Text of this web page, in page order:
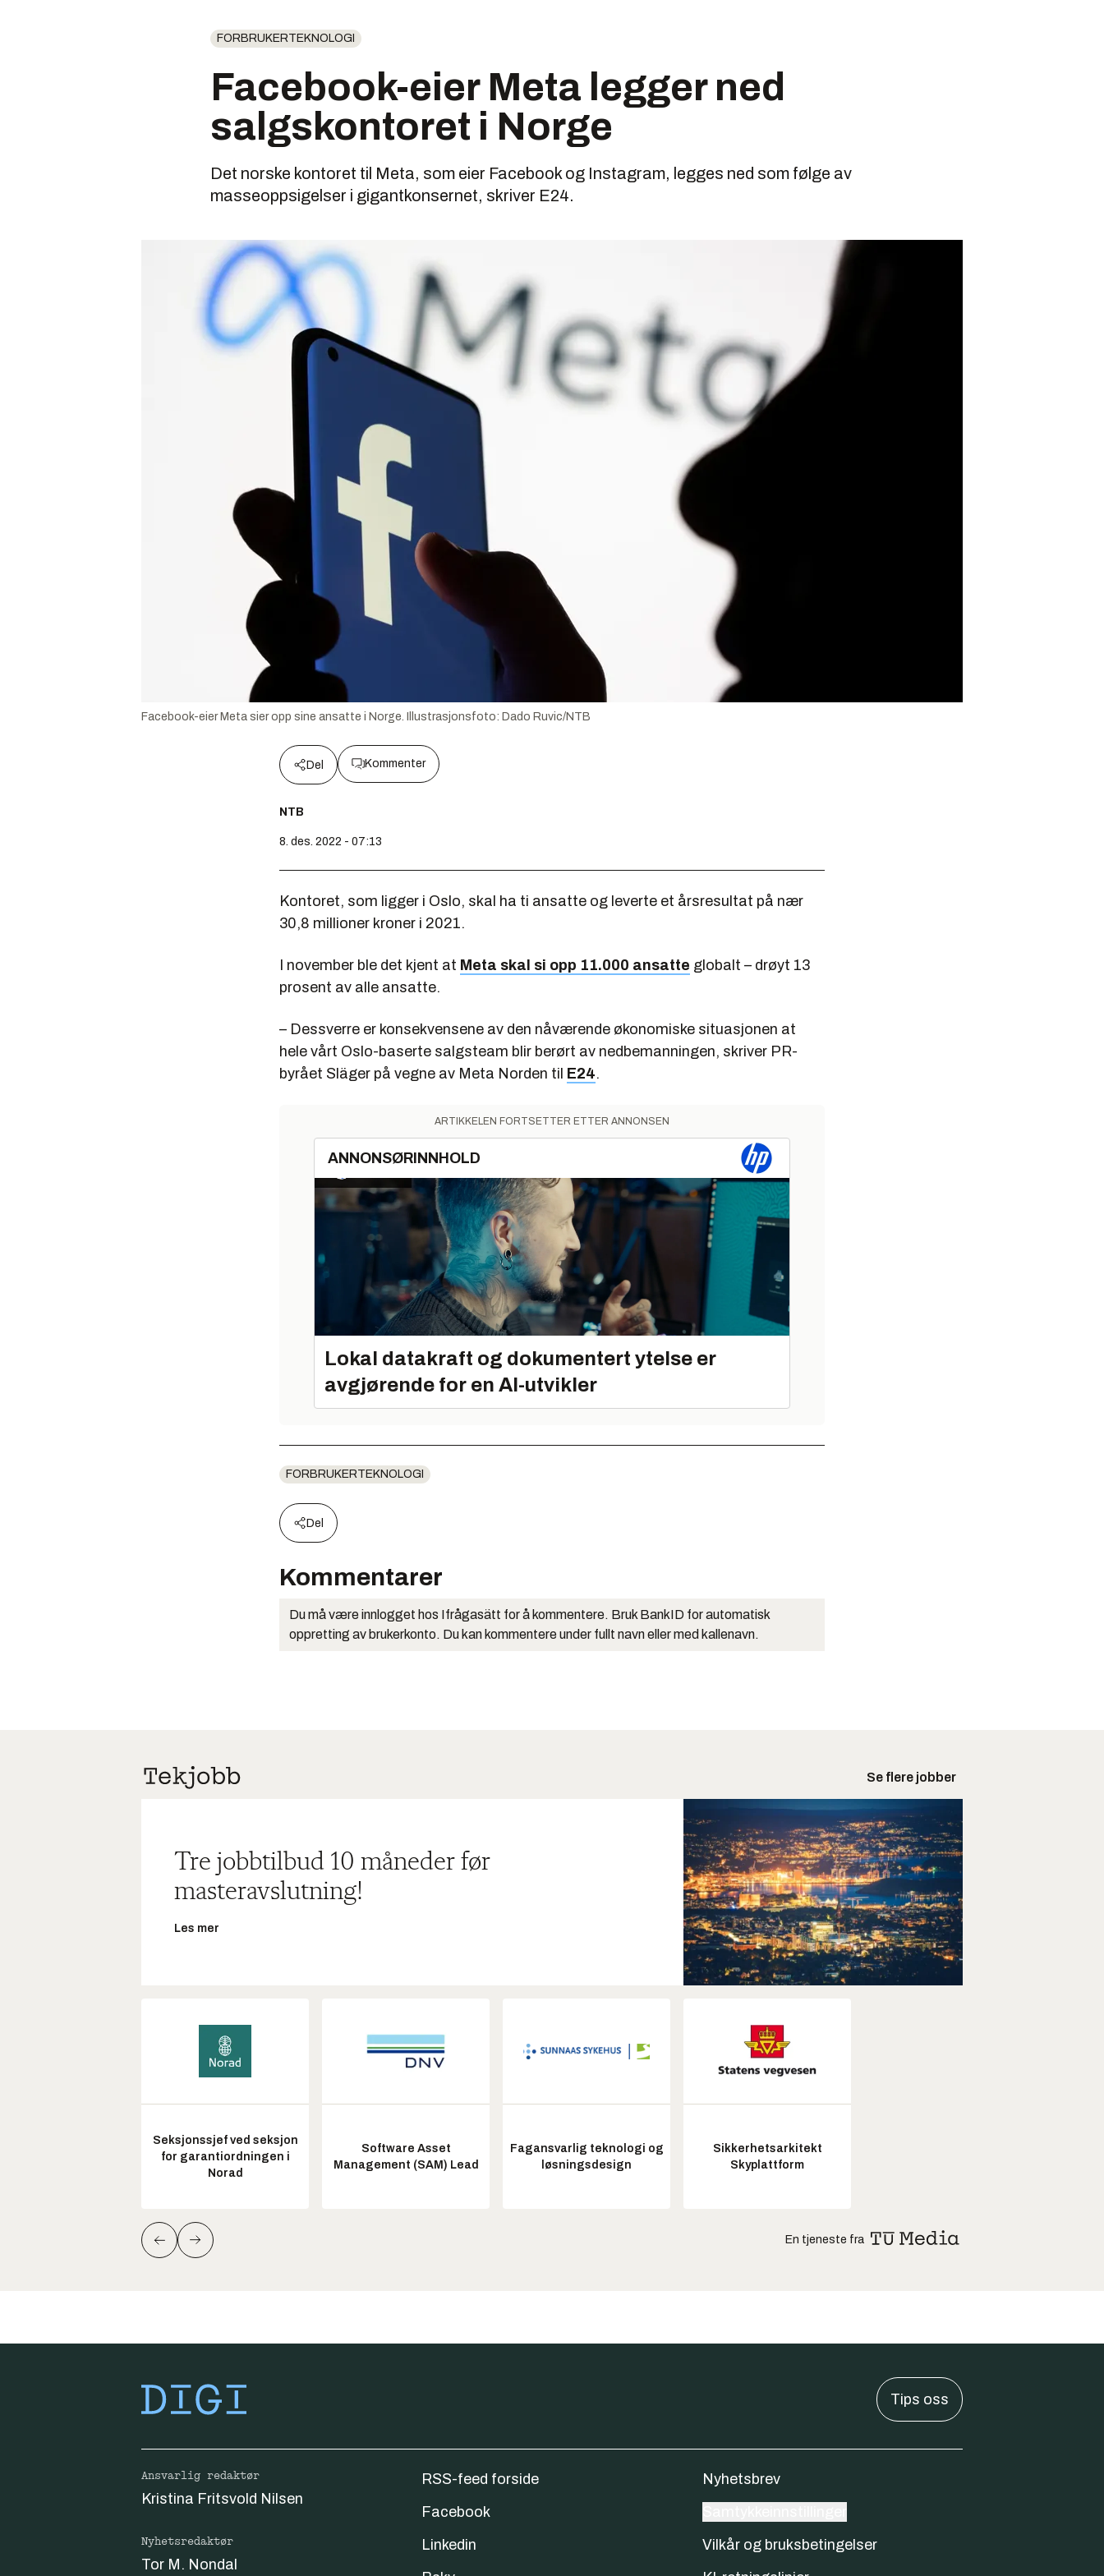
FORBRUKERTEKNOLOGI
Facebook-eier Meta legger ned
salgskontoret i Norge
Det norske kontoret til Meta, som eier Facebook og Instagram, legges ned som følge av
masseoppsigelser i gigantkonsernet, skriver E24.
Facebook-eier Meta sier opp sine ansatte i Norge. Illustrasjonsfoto: Dado Ruvic/NTB
Del Kommenter
NTB
8. des. 2022 - 07:13
Kontoret, som ligger i Oslo, skal ha ti ansatte og leverte et årsresultat på nær
30,8 millioner kroner i 2021.
I november ble det kjent at Meta skal si opp 11.000 ansatte globalt – drøyt 13
prosent av alle ansatte.
– Dessverre er konsekvensene av den nåværende økonomiske situasjonen at
hele vårt Oslo-baserte salgsteam blir berørt av nedbemanningen, skriver PR-
byrået Släger på vegne av Meta Norden til E24.
ARTIKKELEN FORTSETTER ETTER ANNONSEN
ANNONSØRINNHOLD
Lokal datakraft og dokumentert ytelse er
avgjørende for en AI-utvikler
FORBRUKERTEKNOLOGI
Del
Kommentarer
Du må være innlogget hos Ifrågasätt for å kommentere. Bruk BankID for automatisk
oppretting av brukerkonto. Du kan kommentere under fullt navn eller med kallenavn.
Se flere jobber
Tre jobbtilbud 10 måneder før
masteravslutning!
Les mer
Seksjonssjef ved seksjon
for garantiordningen i
Norad
Software Asset
Management (SAM) Lead
Fagansvarlig teknologi og
løsningsdesign
Sikkerhetsarkitekt
Skyplattform
En tjeneste fra
Tips oss
Ansvarlig redaktør
Kristina Fritsvold Nilsen
Nyhetsredaktør
Tor M. Nondal
RSS-feed forside
Facebook
Linkedin
Nyhetsbrev
Vilkår og bruksbetingelser